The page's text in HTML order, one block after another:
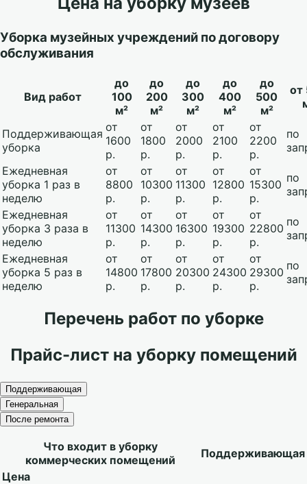
Уборка музейных учреждений по договору
обслуживания
Вид работ
до
100
м²
до
200
м²
до
300
м²
до
400
м²
до
500
м²
от
Поддерживающая
уборка
от
1600
р.
от
1800
р.
от
2000
р.
от
2100
р.
от
2200
р.
по
Ежедневная
уборка 1 раз в
неделю
от
8800
р.
от
10300
р.
от
11300
р.
от
12800
р.
от
15300
р.
по
Ежедневная
уборка 3 раза в
неделю
от
11300
р.
от
14300
р.
от
16300
р.
от
19300
р.
от
22800
р.
по
Ежедневная
уборка 5 раз в
неделю
от
14800
р.
от
17800
р.
от
20300
р.
от
24300
р.
от
29300
р.
по
Перечень работ по уборке
Прайс-лист на уборку помещений
Поддерживающая
Генеральная
После ремонта
Что входит в уборку
коммерческих помещений
Поддерживающая
Цена